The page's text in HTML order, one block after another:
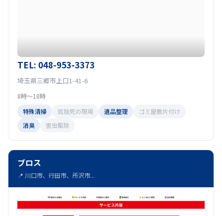
TEL: 048-953-3373
埼玉県三郷市上口1-41-6
8時～18時
特殊清掃
孤独死の現場 遺品整理
ゴミ屋敷片付け
消臭
害虫駆除
ブロス
📍 川口市、行田市、所沢市...